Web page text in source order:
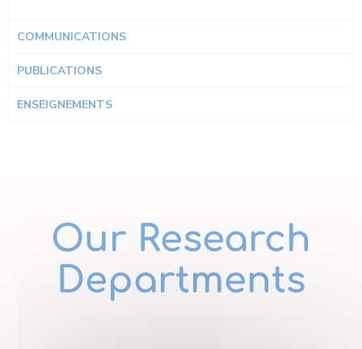
COMMUNICATIONS
PUBLICATIONS
ENSEIGNEMENTS
Our Research
Departments